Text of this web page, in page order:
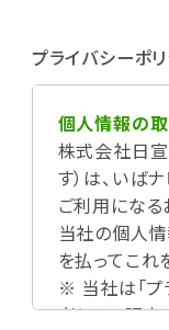
プライバシーポ
個人情報の
株式会社日宣
す）は、いば
ご利用になる
当社の個人
を払ってこれ
※ 当社は「プ
者として認定